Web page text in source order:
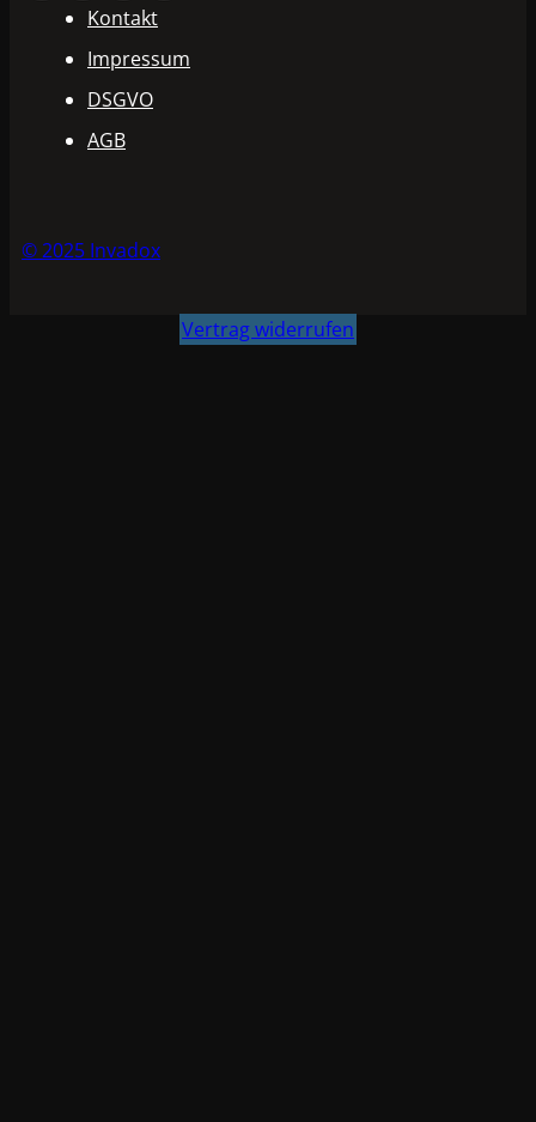
Kontakt
Impressum
DSGVO
AGB
© 2025 Invadox
Vertrag widerrufen